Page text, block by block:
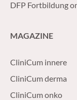
DFP Fortbildung
MAGAZINE
CliniCum innere
CliniCum derma
CliniCum onko